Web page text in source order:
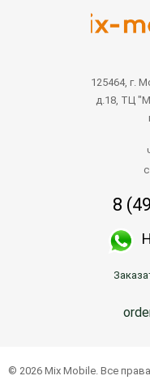
125464, г.
д.18, ТЦ
8
© 2026 Mix Mobile. Все